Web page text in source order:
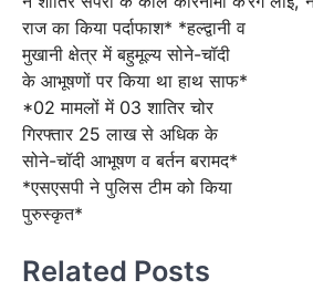
राज का किया पर्दाफाश* *हल्द्वानी व
मुखानी क्षेत्र में बहुमूल्य सोने-चॉदी
के आभूषणों पर किया था हाथ साफ*
*02 मामलों में 03 शातिर चोर
गिरफ्तार 25 लाख से अधिक के
सोने-चॉदी आभूषण व बर्तन बरामद*
*एसएसपी ने पुलिस टीम को किया
पुरुस्कृत*
Related Posts